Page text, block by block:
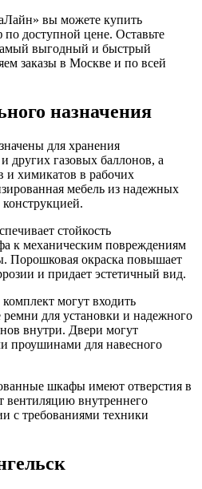
вы можете купить
доступной цене. Оставьте
выгодный и быстрый
заказы в Москве и по всей
назначения
для хранения
других газовых баллонов, а
и химикатов в рабочих
мебель из надежных
стойкость
к механическим повреждениям
Порошковая окраска повышает
и придает эстетичный вид.
могут входить
для установки и надежного
внутри. Двери могут
проушинами для навесного
шкафы имеют отверстия в
вентиляцию внутреннего
с требованиями техники